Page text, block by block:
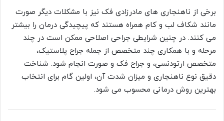
برخی از ناهنجاری های مادرزادی فک نیز با مشکلات دیگر صورت
مانند شکاف لب و کام همراه هستند که پیچیدگی درمان را بیشتر
می کنند. در چنین شرایطی جراحی اصلاحی ممکن است در چند
مرحله و با همکاری چند متخصص از جمله جراح پلاستیک،
متخصص ارتودنسی، و جراح فک و صورت انجام شود. شناخت
دقیق نوع ناهنجاری و میزان شدت آن، اولین گام برای انتخاب
بهترین روش درمانی محسوب می شود.